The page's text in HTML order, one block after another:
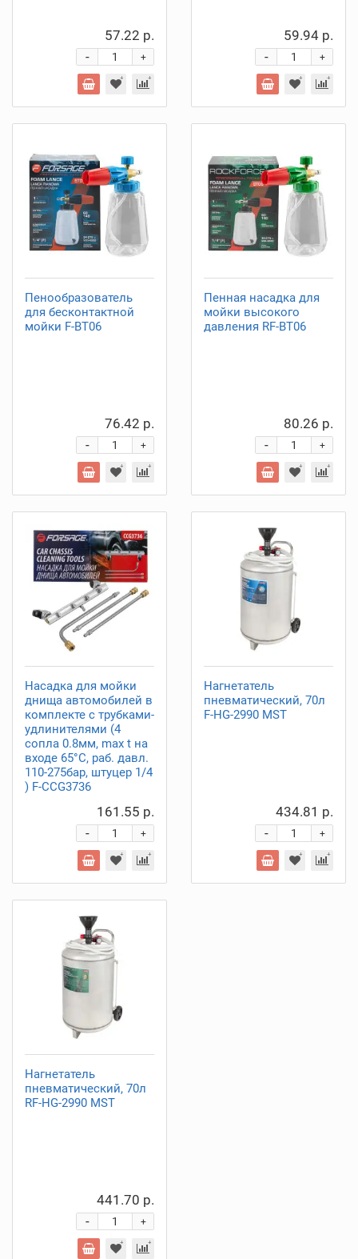
57.22 р.
+
-
59.94 р.
+
-
Пенообразователь
для бесконтактной
мойки F-BT06
76.42 р.
+
-
Пенная насадка для
мойки высокого
давления RF-BT06
80.26 р.
+
-
Насадка для мойки
днища автомобилей в
комплекте с трубками-
удлинителями (4
сопла 0.8мм, max t на
входе 65°С, раб. давл.
110-275бар, штуцер 1/4
) F-CCG3736
161.55 р.
+
-
Нагнетатель
пневматический, 70л
F-HG-2990 MST
434.81 р.
+
-
Нагнетатель
пневматический, 70л
RF-HG-2990 MST
441.70 р.
+
-